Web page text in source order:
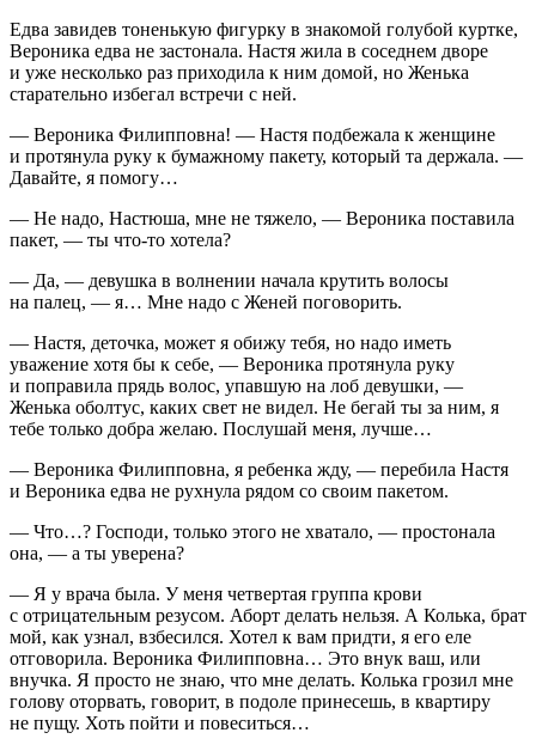
Едва завидев тоненькую фигурку в знакомой голубой куртке,
Вероника едва не застонала. Настя жила в соседнем дворе
и уже несколько раз приходила к ним домой, но Женька
старательно избегал встречи с ней.
— Вероника Филипповна! — Настя подбежала к женщине
и протянула руку к бумажному пакету, который та держала. —
Давайте, я помогу…
— Не надо, Настюша, мне не тяжело, — Вероника поставила
пакет, — ты что-то хотела?
— Да, — девушка в волнении начала крутить волосы
на палец, — я… Мне надо с Женей поговорить.
— Настя, деточка, может я обижу тебя, но надо иметь
уважение хотя бы к себе, — Вероника протянула руку
и поправила прядь волос, упавшую на лоб девушки, —
Женька оболтус, каких свет не видел. Не бегай ты за ним, я
тебе только добра желаю. Послушай меня, лучше…
— Вероника Филипповна, я ребенка жду, — перебила Настя
и Вероника едва не рухнула рядом со своим пакетом.
— Что…? Господи, только этого не хватало, — простонала
она, — а ты уверена?
— Я у врача была. У меня четвертая группа крови
с отрицательным резусом. Аборт делать нельзя. А Колька, брат
мой, как узнал, взбесился. Хотел к вам придти, я его еле
отговорила. Вероника Филипповна… Это внук ваш, или
внучка. Я просто не знаю, что мне делать. Колька грозил мне
голову оторвать, говорит, в подоле принесешь, в квартиру
не пущу. Хоть пойти и повеситься…